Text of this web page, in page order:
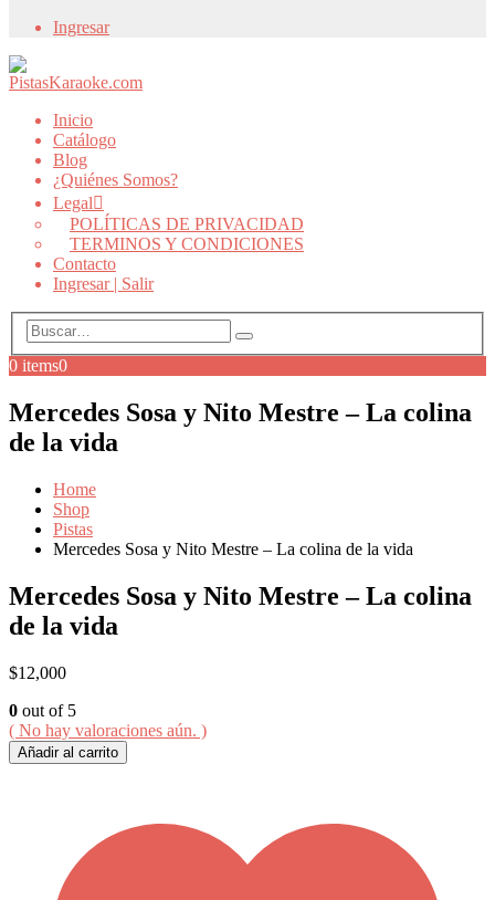
Ingresar
Inicio
Catálogo
Blog
¿Quiénes Somos?
Legal
POLÍTICAS DE PRIVACIDAD
TERMINOS Y CONDICIONES
Contacto
Ingresar | Salir
0 items0
Mercedes Sosa y Nito Mestre – La colina
de la vida
Home
Shop
Pistas
Mercedes Sosa y Nito Mestre – La colina de la vida
Mercedes Sosa y Nito Mestre – La colina
de la vida
$12,000
0 out of 5
( No hay valoraciones aún. )
Añadir al carrito